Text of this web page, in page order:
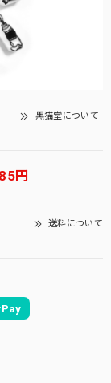
黒猫堂について
円
送料について